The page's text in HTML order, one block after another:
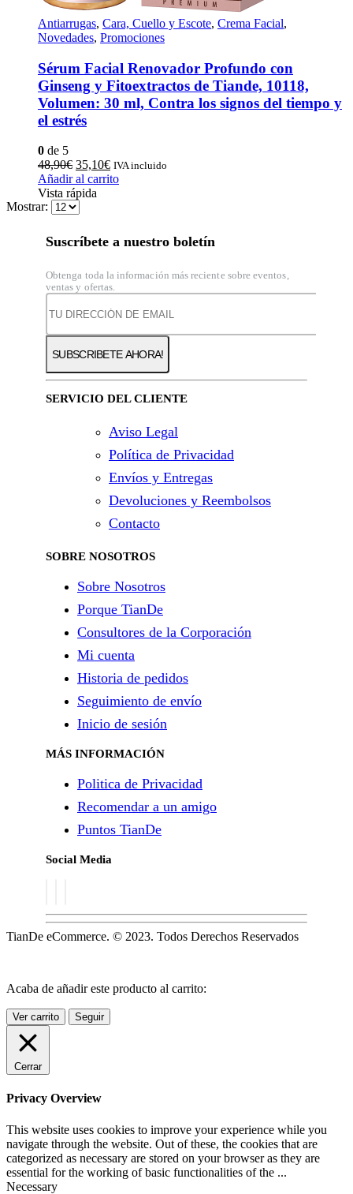
Antiarrugas, Cara, Cuello y Escote, Crema Facial,
Novedades, Promociones
Sérum Facial Renovador Profundo con
Ginseng y Fitoextractos de Tiande, 10118,
Volumen: 30 ml, Contra los signos del tiempo y
el estrés
0 de 5
48,90€ El
precio
original
era:
35,10€El
precio
IVA incluido
Añadir al carrito
Vista rápida
Mostrar:
Suscríbete a nuestro boletín
Obtenga toda la información más reciente sobre eventos,
ventas y ofertas.
SERVICIO DEL CLIENTE
Aviso Legal
Política de Privacidad
Envíos y Entregas
Devoluciones y Reembolsos
Contacto
SOBRE NOSOTROS
Sobre Nosotros
Porque TianDe
Consultores de la Corporación
Mi cuenta
Historia de pedidos
Seguimiento de envío
Inicio de sesión
MÁS INFORMACIÓN
Politica de Privacidad
Recomendar a un amigo
Puntos TianDe
Social Media
TianDe eCommerce. © 2023. Todos Derechos Reservados
Acaba de añadir este producto al carrito:
Ver carrito Seguir
Cerrar
Privacy Overview
This website uses cookies to improve your experience while you
navigate through the website. Out of these, the cookies that are
categorized as necessary are stored on your browser as they are
essential for the working of basic functionalities of the ...
Necessary